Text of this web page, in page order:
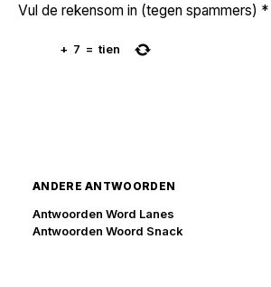
Vul de rekensom in (tegen spammers) *
+ 7 = tien
ANDERE ANTWOORDEN
Antwoorden Word Lanes
Antwoorden Woord Snack